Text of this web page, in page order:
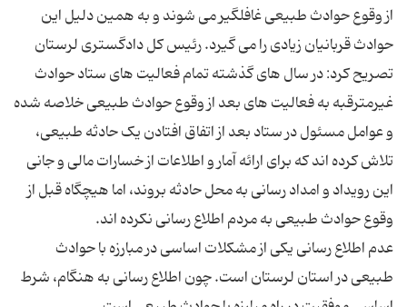
از وقوع حوادث طبیعی غافلگیر می شوند و به همین دلیل این
حوادث قربانیان زیادی را می گیرد. رئیس کل دادگستری لرستان
تصریح کرد: در سال های گذشته تمام فعالیت های ستاد حوادث
غیرمترقبه به فعالیت های بعد از وقوع حوادث طبیعی خلاصه شده
و عوامل مسئول در ستاد بعد از اتفاق افتادن یک حادثه طبیعی،
تلاش کرده اند که برای ارائه آمار و اطلاعات از خسارات مالی و جانی
این رویداد و امداد رسانی به محل حادثه بروند، اما هیچگاه قبل از
عدم اطلاع رسانی یکی از مشکلات اساسی در مبارزه با حوادث
طبیعی در استان لرستان است. چون اطلاع رسانی به هنگام، شرط